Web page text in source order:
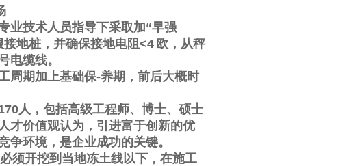
业技术人员指导下采取加“早强
地桩，并确保接地电阻<4 欧，从秤
电缆线。
周期加上基础保-养期，前后大概时
人，包括高级工程师、博士、硕士
才价值观认为，引进富于创新的优
争环境，是企业成功的关键。
须开挖到当地冻土线以下，在施工